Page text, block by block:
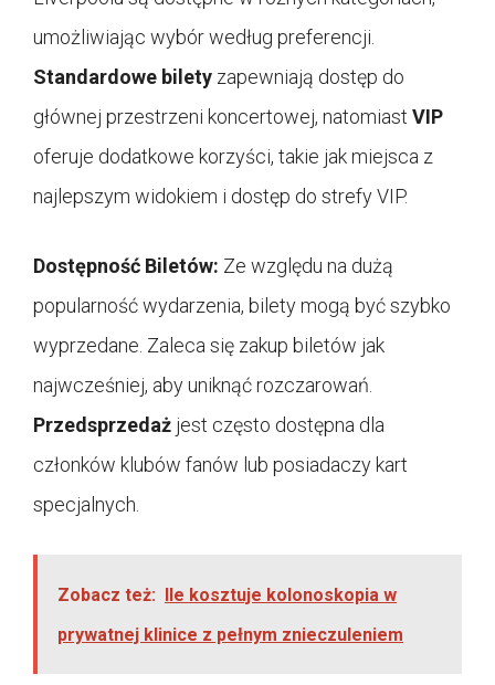
umożliwiając wybór według preferencji.
Standardowe bilety zapewniają dostęp do
głównej przestrzeni koncertowej, natomiast VIP
oferuje dodatkowe korzyści, takie jak miejsca z
najlepszym widokiem i dostęp do strefy VIP.
Dostępność Biletów: Ze względu na dużą
popularność wydarzenia, bilety mogą być szybko
wyprzedane. Zaleca się zakup biletów jak
najwcześniej, aby uniknąć rozczarowań.
Przedsprzedaż jest często dostępna dla
członków klubów fanów lub posiadaczy kart
specjalnych.
Zobacz też: Ile kosztuje kolonoskopia w
prywatnej klinice z pełnym znieczuleniem